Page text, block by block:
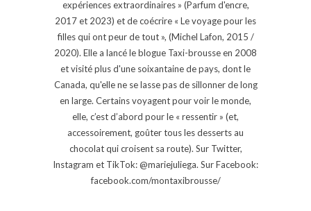
expériences extraordinaires » (Parfum d'encre,
2017 et 2023) et de coécrire « Le voyage pour les
filles qui ont peur de tout », (Michel Lafon, 2015 /
2020). Elle a lancé le blogue Taxi-brousse en 2008
et visité plus d'une soixantaine de pays, dont le
Canada, qu'elle ne se lasse pas de sillonner de long
en large. Certains voyagent pour voir le monde,
elle, c’est d’abord pour le « ressentir » (et,
accessoirement, goûter tous les desserts au
chocolat qui croisent sa route). Sur Twitter,
Instagram et TikTok: @mariejuliega. Sur Facebook:
facebook.com/montaxibrousse/